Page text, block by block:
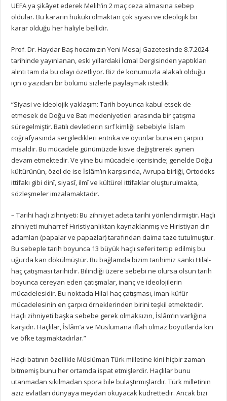
UEFA ya şikâyet ederek Melih’in 2 maç ceza almasına sebep
oldular. Bu kararın hukuki olmaktan çok siyasi ve ideolojik bir
karar olduğu her haliyle bellidir.
Prof. Dr. Haydar Baş hocamızın Yeni Mesaj Gazetesinde 8.7.2024
tarihinde yayınlanan, eski yıllardaki İcmal Dergisinden yaptıkları
alıntı tam da bu olayı özetliyor. Biz de konumuzla alakalı olduğu
için o yazıdan bir bölümü sizlerle paylaşmak istedik:
“Siyasi ve ideolojik yaklaşım: Tarih boyunca kabul etsek de
etmesek de Doğu ve Batı medeniyetleri arasında bir çatışma
süregelmiştir. Batılı devletlerin sırf kimliği sebebiyle İslam
coğrafyasında sergiledikleri entrika ve oyunlar buna en çarpıcı
misaldir. Bu mücadele günümüzde kisve değiştirerek aynen
devam etmektedir. Ve yine bu mücadele içerisinde; genelde Doğu
kültürünün, özel de ise İslâm’ın karşısında, Avrupa birliği, Ortodoks
ittifakı gibi dinî, siyasî, ilmî ve kültürel ittifaklar oluşturulmakta,
sözleşmeler imzalamaktadır.
– Tarihi haçlı zihniyeti: Bu zihniyet adeta tarihi yönlendirmiştir. Haçlı
zihniyeti muharref Hıristiyanlıktan kaynaklanmış ve Hıristiyan din
adamları (papalar ve papazlar) tarafından daima taze tutulmuştur.
Bu sebeple tarih boyunca 13 büyük haçlı seferi tertip edilmiş bu
uğurda kan dökülmüştür. Bu bağlamda bizim tarihimiz sanki Hilal-
haç çatışması tarihidir. Bilindiği üzere sebebi ne olursa olsun tarih
boyunca cereyan eden çatışmalar, inanç ve ideolojilerin
mücadelesidir. Bu noktada Hilal-haç çatışması, iman-küfür
mücadelesinin en çarpıcı örneklerinden birini teşkil etmektedir.
Haçlı zihniyeti başka sebebe gerek olmaksızın, İslâm’ın varlığına
karşıdır. Haçlılar, İslâm’a ve Müslümana iflah olmaz boyutlarda kin
ve öfke taşımaktadırlar.”
Haçlı batının özellikle Müslüman Türk milletine kini hiçbir zaman
bitmemiş bunu her ortamda ispat etmişlerdir. Haçlılar bunu
utanmadan sıkılmadan spora bile bulaştırmışlardır. Türk milletinin
aziz evlatları dünyaya meydan okuyacak kudrettedir. Ancak bizi